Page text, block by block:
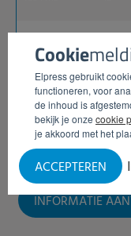
Cookie
Elpress gebruikt
functioneren, voor
de inhoud is
bekijk je onze cookie
je akkoord met het
ACCEPTEREN
75944120
75944125 12
75944130 12
INFORMATIE